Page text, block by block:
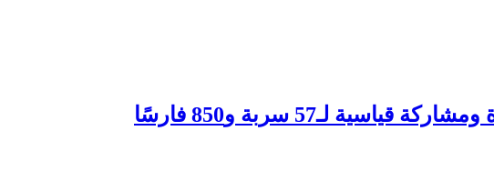
لـ57 سربة و850 فارسًا